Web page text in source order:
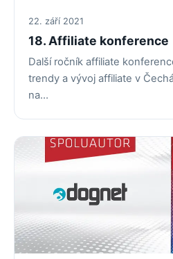
22. září 2021
18. Affiliate konference
Další ročník affiliate
trendy a vývoj affiliate v
na…